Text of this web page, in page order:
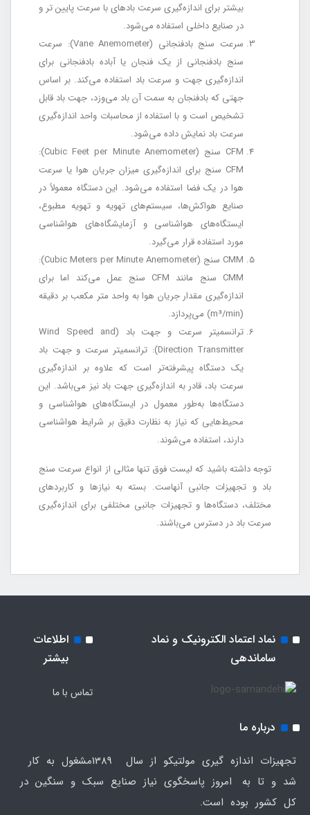
بیشتر برای اندازه‌گیری سرعت بادهای با سرعت پایین تر و
در صنایع داخلی استفاده می‌شود.
سرعت سنج بادفنجانی (Vane Anemometer): سرعت
سنج بادفنجانی از یک فنجان یا آباده بادفنجانی برای
اندازه‌گیری جهت و سرعت باد استفاده می‌کند. بر اساس
جهتی که بادفنجان به سمت آن باد می‌وزد، جهت باد قابل
تشخیص است و با استفاده از محاسبات واحد اندازه‌گیری
سرعت باد نمایش داده می‌شود.
CFM سنج (Cubic Feet per Minute Anemometer):
CFM سنج برای اندازه‌گیری میزان جریان هوا یا سرعت
هوا در یک فضا استفاده می‌شود. این دستگاه معمولاً در
صنایع هواکش‌ها، سیستم‌های تهویه و تهویه مطبوع،
ایستگاه‌های هواشناسی و آزمایشگاه‌های هواشناسی
مورد استفاده قرار می‌گیرد.
CMM سنج (Cubic Meters per Minute Anemometer):
CMM سنج مانند CFM سنج عمل می‌کند اما برای
اندازه‌گیری مقدار جریان هوا به واحد متر مکعب بر دقیقه
(m³/min) می‌پردازد.
ترانسمیتر سرعت و جهت باد (Wind Speed and
Direction Transmitter): ترانسمیتر سرعت و جهت باد
یک دستگاه پیشرفته‌تر است که علاوه بر اندازه‌گیری
سرعت باد، قادر به اندازه‌گیری جهت باد نیز می‌باشد. این
دستگاه‌ها به‌طور معمول در ایستگاه‌های هواشناسی و
محیط‌هایی که نیاز به نظارت دقیق بر شرایط هواشناسی
دارند، استفاده می‌شوند.
توجه داشته باشید که لیست فوق تنها مثالی از انواع سرعت سنج
باد و تجهیزات جانبی آنهاست. بسته به نیازها و کاربردهای
مختلف، دستگاه‌ها و تجهیزات جانبی مختلفی برای اندازه‌گیری
سرعت باد در دسترس می‌باشند.
نماد اعتماد الکترونیک و نماد
ساماندهی
اطلاعات
بیشتر
تماس با ما
درباره ما
تجهیزات اندازه گیری مولتیکو از سال 1389مشغول به کار
شد و تا به امروز پاسخگوی نیاز صنایع سبک و سنگین در
کل کشور بوده است.